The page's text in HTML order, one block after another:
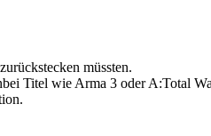
müssten.
Titel wie Arma 3 oder A:Total